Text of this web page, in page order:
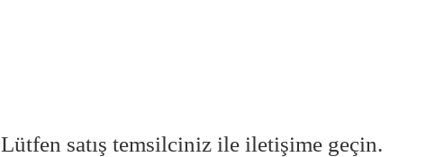
Lütfen satış temsilciniz ile iletişime geçin.